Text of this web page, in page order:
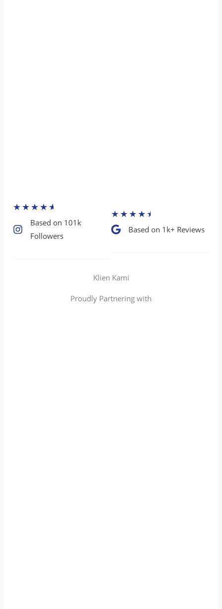
★★★★★
Based on 101k
Followers​
★★★★★
Based on 1k+ Reviews​
Klien Kami
Proudly Partnering with